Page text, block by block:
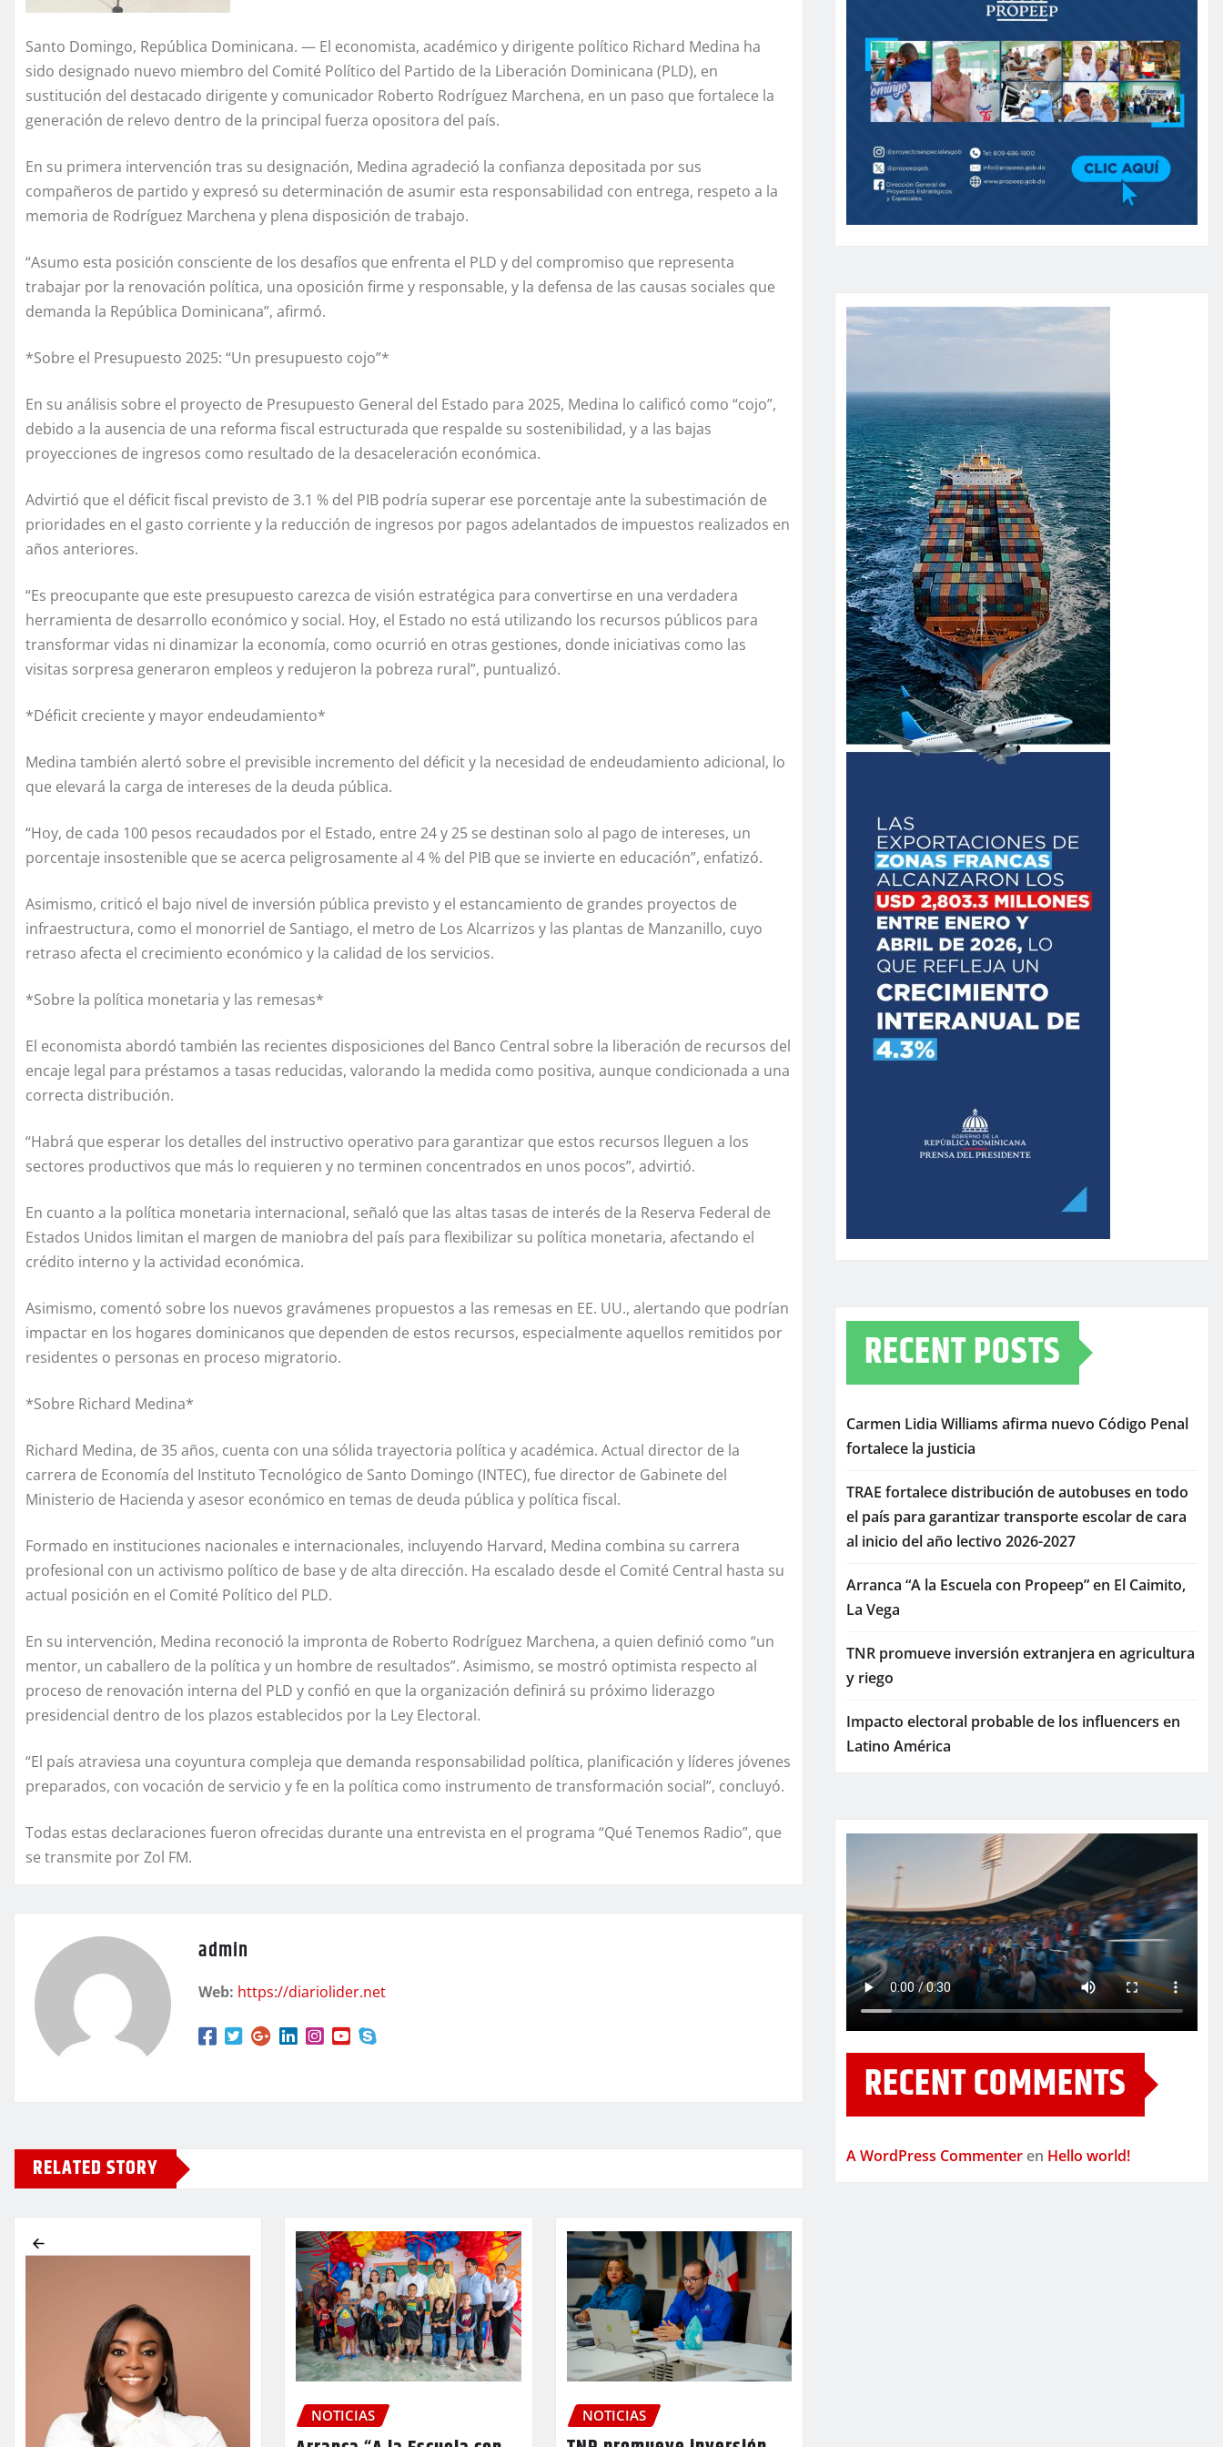
Santo Domingo, República Dominicana. — El economista, académico y dirigente político Richard Medina ha
sido designado nuevo miembro del Comité Político del Partido de la Liberación Dominicana (PLD), en
sustitución del destacado dirigente y comunicador Roberto Rodríguez Marchena, en un paso que fortalece la
generación de relevo dentro de la principal fuerza opositora del país.
En su primera intervención tras su designación, Medina agradeció la confianza depositada por sus
compañeros de partido y expresó su determinación de asumir esta responsabilidad con entrega, respeto a la
memoria de Rodríguez Marchena y plena disposición de trabajo.
“Asumo esta posición consciente de los desafíos que enfrenta el PLD y del compromiso que representa
trabajar por la renovación política, una oposición firme y responsable, y la defensa de las causas sociales que
demanda la República Dominicana”, afirmó.
*Sobre el Presupuesto 2025: “Un presupuesto cojo”*
En su análisis sobre el proyecto de Presupuesto General del Estado para 2025, Medina lo calificó como “cojo”,
debido a la ausencia de una reforma fiscal estructurada que respalde su sostenibilidad, y a las bajas
proyecciones de ingresos como resultado de la desaceleración económica.
Advirtió que el déficit fiscal previsto de 3.1 % del PIB podría superar ese porcentaje ante la subestimación de
prioridades en el gasto corriente y la reducción de ingresos por pagos adelantados de impuestos realizados en
años anteriores.
“Es preocupante que este presupuesto carezca de visión estratégica para convertirse en una verdadera
herramienta de desarrollo económico y social. Hoy, el Estado no está utilizando los recursos públicos para
transformar vidas ni dinamizar la economía, como ocurrió en otras gestiones, donde iniciativas como las
visitas sorpresa generaron empleos y redujeron la pobreza rural”, puntualizó.
*Déficit creciente y mayor endeudamiento*
Medina también alertó sobre el previsible incremento del déficit y la necesidad de endeudamiento adicional, lo
que elevará la carga de intereses de la deuda pública.
“Hoy, de cada 100 pesos recaudados por el Estado, entre 24 y 25 se destinan solo al pago de intereses, un
porcentaje insostenible que se acerca peligrosamente al 4 % del PIB que se invierte en educación”, enfatizó.
Asimismo, criticó el bajo nivel de inversión pública previsto y el estancamiento de grandes proyectos de
infraestructura, como el monorriel de Santiago, el metro de Los Alcarrizos y las plantas de Manzanillo, cuyo
retraso afecta el crecimiento económico y la calidad de los servicios.
*Sobre la política monetaria y las remesas*
El economista abordó también las recientes disposiciones del Banco Central sobre la liberación de recursos del
encaje legal para préstamos a tasas reducidas, valorando la medida como positiva, aunque condicionada a una
correcta distribución.
“Habrá que esperar los detalles del instructivo operativo para garantizar que estos recursos lleguen a los
sectores productivos que más lo requieren y no terminen concentrados en unos pocos”, advirtió.
En cuanto a la política monetaria internacional, señaló que las altas tasas de interés de la Reserva Federal de
Estados Unidos limitan el margen de maniobra del país para flexibilizar su política monetaria, afectando el
crédito interno y la actividad económica.
Asimismo, comentó sobre los nuevos gravámenes propuestos a las remesas en EE. UU., alertando que podrían
impactar en los hogares dominicanos que dependen de estos recursos, especialmente aquellos remitidos por
residentes o personas en proceso migratorio.
*Sobre Richard Medina*
Richard Medina, de 35 años, cuenta con una sólida trayectoria política y académica. Actual director de la
carrera de Economía del Instituto Tecnológico de Santo Domingo (INTEC), fue director de Gabinete del
Ministerio de Hacienda y asesor económico en temas de deuda pública y política fiscal.
Formado en instituciones nacionales e internacionales, incluyendo Harvard, Medina combina su carrera
profesional con un activismo político de base y de alta dirección. Ha escalado desde el Comité Central hasta su
actual posición en el Comité Político del PLD.
En su intervención, Medina reconoció la impronta de Roberto Rodríguez Marchena, a quien definió como “un
mentor, un caballero de la política y un hombre de resultados”. Asimismo, se mostró optimista respecto al
proceso de renovación interna del PLD y confió en que la organización definirá su próximo liderazgo
presidencial dentro de los plazos establecidos por la Ley Electoral.
“El país atraviesa una coyuntura compleja que demanda responsabilidad política, planificación y líderes jóvenes
preparados, con vocación de servicio y fe en la política como instrumento de transformación social”, concluyó.
Todas estas declaraciones fueron ofrecidas durante una entrevista en el programa “Qué Tenemos Radio”, que
se transmite por Zol FM.
admin
Web: https://diariolider.net
RELATED STORY
NOTICIAS NOTICIAS
RECENT POSTS
Carmen Lidia Williams afirma nuevo Código Penal
fortalece la justicia
TRAE fortalece distribución de autobuses en todo
el país para garantizar transporte escolar de cara
al inicio del año lectivo 2026-2027
Arranca “A la Escuela con Propeep” en El Caimito,
La Vega
TNR promueve inversión extranjera en agricultura
y riego
Impacto electoral probable de los influencers en
Latino América
RECENT COMMENTS
A WordPress Commenter en Hello world!